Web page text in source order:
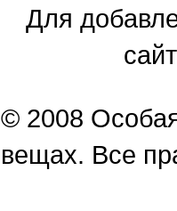
Для
© 2008
вещах. Все